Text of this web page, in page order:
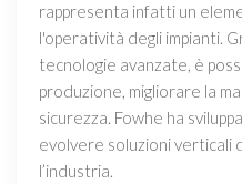
rappresenta infatti un
l'operatività degli impianti.
tecnologie avanzate, è
produzione, migliorare la
sicurezza. Fowhe ha
evolvere soluzioni verticali
l’industria.